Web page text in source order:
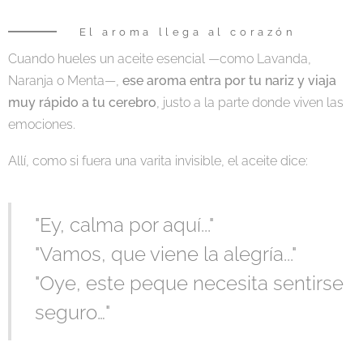
El aroma llega al corazón
Cuando hueles un aceite esencial —como Lavanda,
Naranja o Menta—, ese aroma entra por tu nariz y viaja
muy rápido a tu cerebro, justo a la parte donde viven las
emociones.
Allí, como si fuera una varita invisible, el aceite dice:
"Ey, calma por aquí..."
"Vamos, que viene la alegría..."
"Oye, este peque necesita sentirse
seguro…"